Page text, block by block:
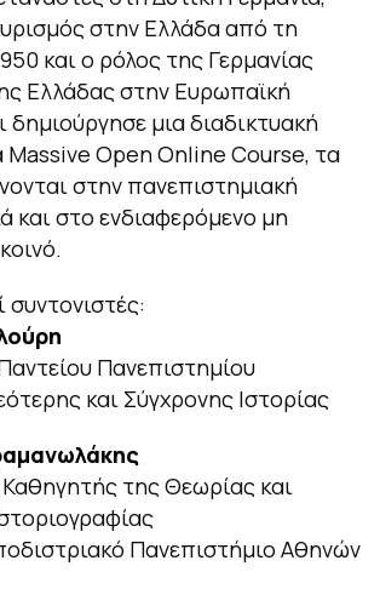
στην Ελλάδα από τη
και ο ρόλος της Γερμανίας
Ελλάδας στην Ευρωπαϊκή
δημιούργησε μια διαδικτυακή
Massive Open Online Course, τα
στην πανεπιστημιακή
και στο ενδιαφερόμενο μη
συντονιστές:
Πανεπιστημίου
και Σύγχρονης Ιστορίας
της Θεωρίας και
Πανεπιστήμιο Αθηνών